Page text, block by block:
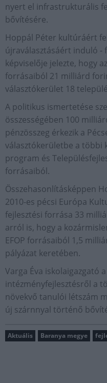
nyert el infrastrukturális
bővítésére.
Hoppál Péter kultúráért
újraválasztásáért induló -
képviselője jelezte, hogy
forrásaiból 21 milliárd
választókerület 18
A politikus ismertetése
összességében 100
pénzösszeg érkezik a
választókerületbe a többi
program és
forrásaiból.
Összehasonlításképpen
2010-es pécsi Európa
fejlesztési forrása 33
arról is, hogy a
EFOP forrásaiból 1,5
pályázat keretében.
Varga Éva iskolaigazgató
intézményfejlesztésről a
növekvő tanulói létszám
új szárnnyal történő
Aktuális Baranya megye